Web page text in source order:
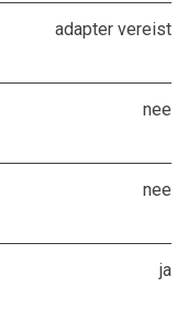
adapter vereist
nee
nee
ja